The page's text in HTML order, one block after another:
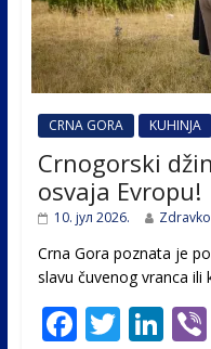
CRNA GORA KUHINJA
Crnogorski
osvaja Evropu!
10. јул 2026.
Crna Gora poznata je
slavu čuvenog vranca
F T Li